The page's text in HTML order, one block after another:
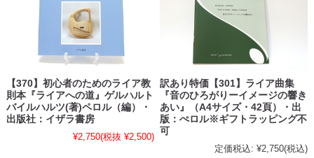
【370】初心者のためのライア教
則本『ライアへの道』ゲルハルト
バイルハルツ(著)ペロル（編）・
出版社：イザラ書房
¥2,750(税抜 ¥2,500)
訳あり特価【301】ライア曲集
『音のひろがりーイメージの響き
あい』（A4サイズ・42頁）・出
版：ぺロル※ギフトラッピング不
可
定価税込: ¥2,750(税込)